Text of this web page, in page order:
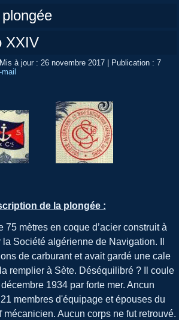
XXIV
Mis à jour : 26 novembre 2017 | Publication : 7
mail
de la plongée :
75 mètres en coque d’acier construit à
Société algérienne de Navigation. Il
de carburant et avait gardé une cale
remplier à Sète. Déséquilibré ? Il coule
1934 par forte mer. Ancun
membres d'équipage et épouses du
mécanicien. Aucun corps ne fut retrouvé.